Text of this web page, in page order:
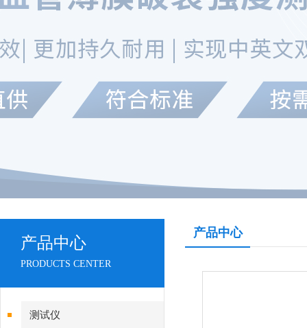
产品中心
PRODUCTS CENTER
测试仪
产品中心